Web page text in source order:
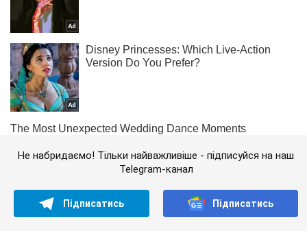
Не набридаємо! Тільки найважливіше - підписуйся на наш
Telegram-канал
Підписатись Підписатись